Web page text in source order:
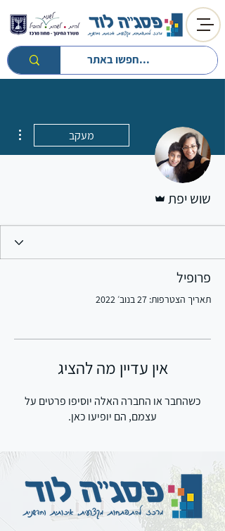
מעקב
שוש יפת
פרופיל
תאריך הצטרפות: 27 בנוב׳ 2022
אין עדיין מה להציג
כשהחבר או החברה האלה יוסיפו פרטים על
עצמם, הם יופיעו כאן.